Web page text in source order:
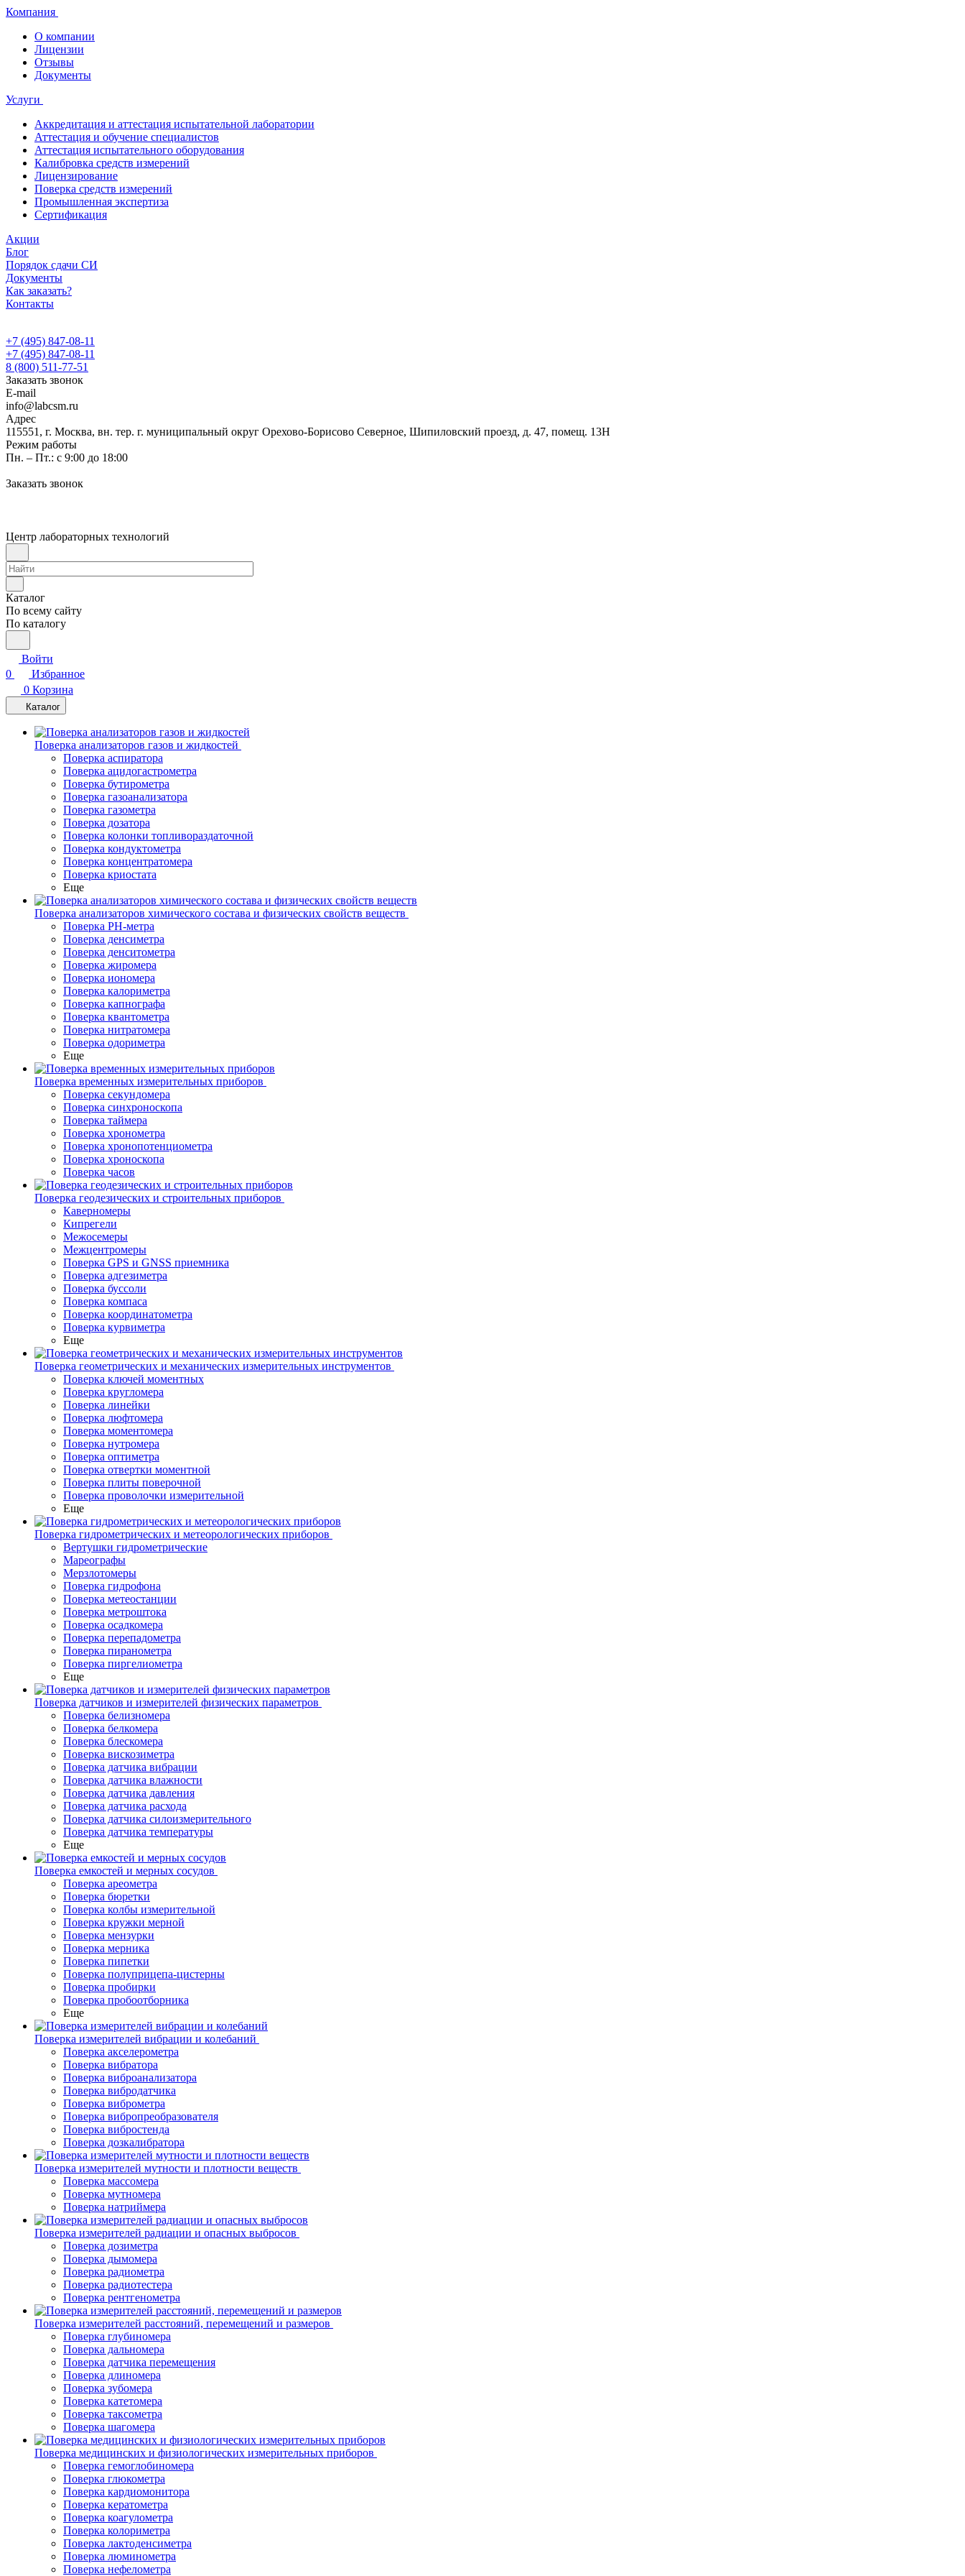
Компания
О компании
Лицензии
Отзывы
Документы
Услуги
Аккредитация и аттестация испытательной лаборатории
Аттестация и обучение специалистов
Аттестация испытательного оборудования
Калибровка средств измерений
Лицензирование
Поверка средств измерений
Промышленная экспертиза
Сертификация
Акции
Блог
Порядок сдачи СИ
Документы
Как заказать?
Контакты
+7 (495) 847-08-11
+7 (495) 847-08-11
8 (800) 511-77-51
Заказать звонок
E-mail
info@labcsm.ru
Адрес
115551, г. Москва, вн. тер. г. муниципальный округ Орехово-Борисово Северное, Шипиловский проезд, д. 47, помещ. 13Н
Режим работы
Пн. – Пт.: с 9:00 до 18:00
Заказать звонок
Центр лабораторных технологий
Каталог
По всему сайту
По каталогу
Войти
0
Избранное
0 Корзина
Каталог
Поверка анализаторов газов и жидкостей
Поверка аспиратора
Поверка ацидогастрометра
Поверка бутирометра
Поверка газоанализатора
Поверка газометра
Поверка дозатора
Поверка колонки топливораздаточной
Поверка кондуктометра
Поверка концентратомера
Поверка криостата
Еще
Поверка анализаторов химического состава и физических свойств веществ
Поверка PH-метра
Поверка денсиметра
Поверка денситометра
Поверка жиромера
Поверка иономера
Поверка калориметра
Поверка капнографа
Поверка квантометра
Поверка нитратомера
Поверка одориметра
Еще
Поверка временных измерительных приборов
Поверка секундомера
Поверка синхроноскопа
Поверка таймера
Поверка хронометра
Поверка хронопотенциометра
Поверка хроноскопа
Поверка часов
Поверка геодезических и строительных приборов
Каверномеры
Кипрегели
Межосемеры
Межцентромеры
Поверка GPS и GNSS приемника
Поверка адгезиметра
Поверка буссоли
Поверка компаса
Поверка координатометра
Поверка курвиметра
Еще
Поверка геометрических и механических измерительных инструментов
Поверка ключей моментных
Поверка кругломера
Поверка линейки
Поверка люфтомера
Поверка моментомера
Поверка нутромера
Поверка оптиметра
Поверка отвертки моментной
Поверка плиты поверочной
Поверка проволочки измерительной
Еще
Поверка гидрометрических и метеорологических приборов
Вертушки гидрометрические
Мареографы
Мерзлотомеры
Поверка гидрофона
Поверка метеостанции
Поверка метроштока
Поверка осадкомера
Поверка перепадометра
Поверка пиранометра
Поверка пиргелиометра
Еще
Поверка датчиков и измерителей физических параметров
Поверка белизномера
Поверка белкомера
Поверка блескомера
Поверка вискозиметра
Поверка датчика вибрации
Поверка датчика влажности
Поверка датчика давления
Поверка датчика расхода
Поверка датчика силоизмерительного
Поверка датчика температуры
Еще
Поверка емкостей и мерных сосудов
Поверка ареометра
Поверка бюретки
Поверка колбы измерительной
Поверка кружки мерной
Поверка мензурки
Поверка мерника
Поверка пипетки
Поверка полуприцепа-цистерны
Поверка пробирки
Поверка пробоотборника
Еще
Поверка измерителей вибрации и колебаний
Поверка акселерометра
Поверка вибратора
Поверка виброанализатора
Поверка вибродатчика
Поверка виброметра
Поверка вибропреобразователя
Поверка вибростенда
Поверка дозкалибратора
Поверка измерителей мутности и плотности веществ
Поверка массомера
Поверка мутномера
Поверка натриймера
Поверка измерителей радиации и опасных выбросов
Поверка дозиметра
Поверка дымомера
Поверка радиометра
Поверка радиотестера
Поверка рентгенометра
Поверка измерителей расстояний, перемещений и размеров
Поверка глубиномера
Поверка дальномера
Поверка датчика перемещения
Поверка длиномера
Поверка зубомера
Поверка катетомера
Поверка таксометра
Поверка шагомера
Поверка медицинских и физиологических измерительных приборов
Поверка гемоглобиномера
Поверка глюкометра
Поверка кардиомонитора
Поверка кератометра
Поверка коагулометра
Поверка колориметра
Поверка лактоденсиметра
Поверка люминометра
Поверка нефелометра